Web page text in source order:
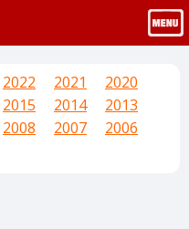
2022 2021
2020
2015 2014
2013
2008 2007
2006